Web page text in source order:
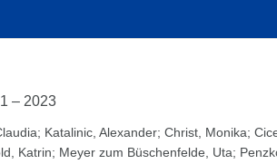
– 2023
; Katalinic, Alexander; Christ, Monika;
Katrin; Meyer zum Büschenfelde, Uta;